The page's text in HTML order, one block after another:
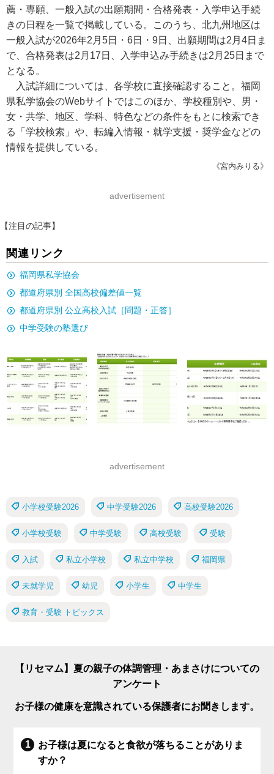
薦・専願、一般入試の出願期間・合格発表・入学申込手続
きの日程を一覧で掲載している。このうち、北九州地区は
一般入試が2026年2月5日・6日・9日、出願期間は2月4日ま
で、合格発表は2月17日、入学申込み手続きは2月25日まで
となる。
入試詳細については、各学校に直接確認すること。福岡
県私学協会のWebサイトではこのほか、学校種別や、男・
女・共学、地区、学科、特色などの条件をもとに検索でき
る「学校検索」や、転編入情報・就学支援・奨学金などの
情報を提供している。
《宮内みりる》
advertisement
【注目の記事】
関連リンク
福岡県私学協会
都道府県別 全国高校偏差値一覧
都道府県別 公立高校入試［問題・正答］
中学受験の塾選び
advertisement
小学校受験2026 中学受験2026 高校受験2026
小学校受験 中学受験 高校受験 受験
入試 私立小学校 私立中学校 福岡県
未就学児 幼児 小学生 中学生
教育・受験 トピックス
【リセマム】夏の親子の体調管理・あまさけについての
アンケート
お子様の健康を意識されている保護者にお聞きします。
お子様は夏になると食欲が落ちることがありま
すか？